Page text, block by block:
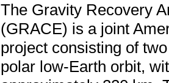
The Gravity Recovery
(GRACE) is a joint
project consisting of
polar low-Earth orbit,